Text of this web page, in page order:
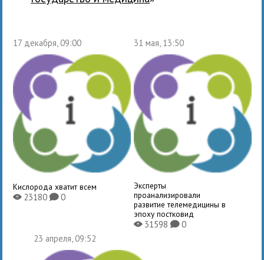
17 декабря, 09:00
Кислорода хватит всем
X23180K0
31 мая, 13:50
Эксперты
проанализировали
развитие телемедицины в
эпоху постковид
X31598 K0
23 апреля, 09:52